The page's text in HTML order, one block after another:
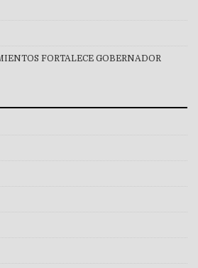
FORTALECE GOBERNADOR